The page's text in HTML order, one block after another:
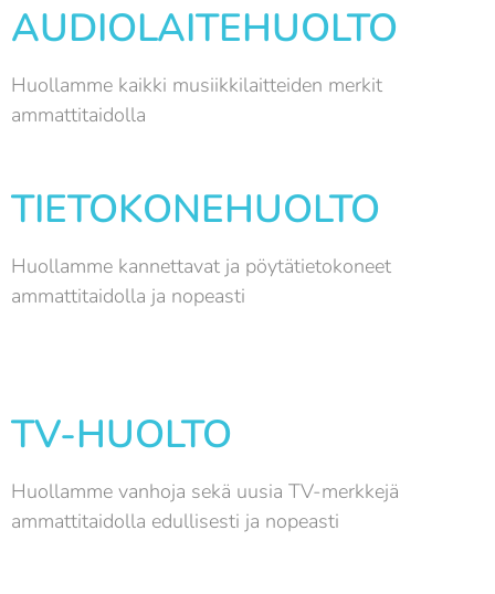
AUDIOLAITEHUOLTO
Huollamme kaikki musiikkilaitteiden merkit
ammattitaidolla
TIETOKONEHUOLTO
Huollamme kannettavat ja pöytätietokoneet
ammattitaidolla ja nopeasti
TV-HUOLTO
Huollamme vanhoja sekä uusia TV-merkkejä
ammattitaidolla edullisesti ja nopeasti